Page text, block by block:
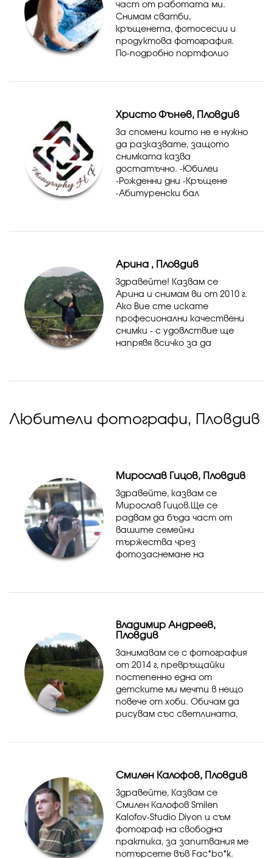
част от работата ми.
Снимам сватби,
кръщенета, фотосесии и
продуктова фотография.
По-подробно портфолио
Христо Фънев, Пловдив
За спомени които не е нужно
да разказвате, защото
снимката казва
достатъчно. -Юбилеи
-Рожденни дни -Кръщене
-Абитуренски бал
Арина , Пловдив
Здравейте! Казвам се
Арина и снимам ви от 2010 г.
Ако Вие сте искате
професионални качествени
снимки - с удовлствие ще
напрявя всичко за да
на лично в Инстаграм ако
Любители фотографи, Пловдив
Мирослав Гицов, Пловдив
Здравейте, казвам се
Мирослав Гицов.Ще се
радвам да бъда част от
вашите семейни
тържества чрез
фотозаснемане на
абитуриентски бал и други
успеете от днеска за ...
Владимир Андреев,
Пловдив
Занимавам се с фотография
от 2014 г, превръщайки
постепенно една от
детските ми мечти в нещо
повече от хоби. Обичам да
рисувам със светлината,
прекрасно и...
Смилен Калофов, Пловдив
Здравейте, Казвам се
Смилен Калофов Smilen
Kalofov-Studio Diyon и съм
фотограф на свободна
практика, за запитвания ме
потърсете във Fac*bo*k.